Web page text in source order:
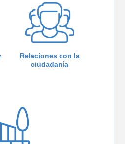
Relaciones con la
ciudadanía